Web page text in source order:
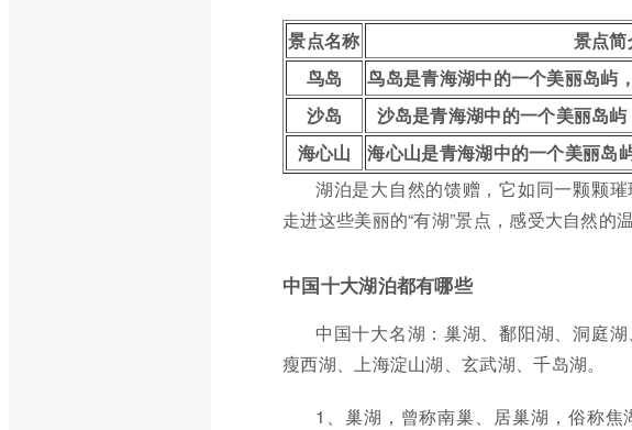
景点名称
景点简
鸟岛
鸟岛是青海湖中的一个美丽岛屿
沙岛
沙岛是青海湖中的一个美丽岛
海心山
海心山是青海湖中的一个美丽岛
湖泊是大自然的馈赠，它如同一颗颗
走进这些美丽的“有湖”景点，感受大自然的
中国十大湖泊都有哪些
中国十大名湖：巢湖、鄱阳湖、洞庭
瘦西湖、上海淀山湖、玄武湖、千岛湖。
1、巢湖，曾称南巢、居巢湖，俗称